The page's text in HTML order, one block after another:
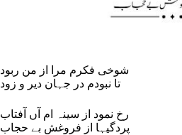
شوخی فکرم مرا از من ربود
تا نبودم در جہان دیر و زود
رخ نمود از سینہ ام آں آفتاب
پردگیہا از فروغش بے حجاب